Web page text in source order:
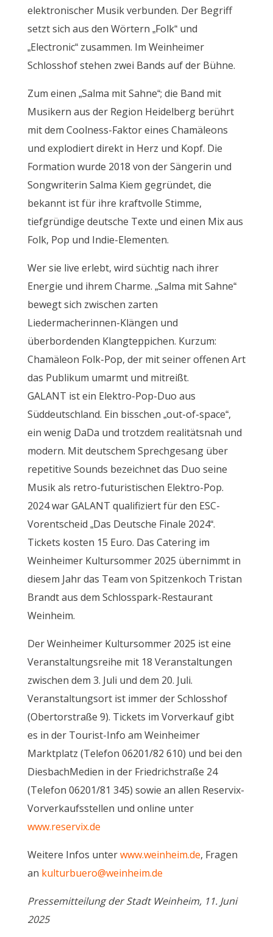
elektronischer Musik verbunden. Der Begriff
setzt sich aus den Wörtern „Folk“ und
„Electronic“ zusammen. Im Weinheimer
Schlosshof stehen zwei Bands auf der Bühne.
Zum einen „Salma mit Sahne“; die Band mit
Musikern aus der Region Heidelberg berührt
mit dem Coolness-Faktor eines Chamäleons
und explodiert direkt in Herz und Kopf. Die
Formation wurde 2018 von der Sängerin und
Songwriterin Salma Kiem gegründet, die
bekannt ist für ihre kraftvolle Stimme,
tiefgründige deutsche Texte und einen Mix aus
Folk, Pop und Indie-Elementen.
Wer sie live erlebt, wird süchtig nach ihrer
Energie und ihrem Charme. „Salma mit Sahne“
bewegt sich zwischen zarten
Liedermacherinnen-Klängen und
überbordenden Klangteppichen. Kurzum:
Chamäleon Folk-Pop, der mit seiner offenen Art
das Publikum umarmt und mitreißt.
GALANT ist ein Elektro-Pop-Duo aus
Süddeutschland. Ein bisschen „out-of-space“,
ein wenig DaDa und trotzdem realitätsnah und
modern. Mit deutschem Sprechgesang über
repetitive Sounds bezeichnet das Duo seine
Musik als retro-futuristischen Elektro-Pop.
2024 war GALANT qualifiziert für den ESC-
Vorentscheid „Das Deutsche Finale 2024“.
Tickets kosten 15 Euro. Das Catering im
Weinheimer Kultursommer 2025 übernimmt in
diesem Jahr das Team von Spitzenkoch Tristan
Brandt aus dem Schlosspark-Restaurant
Weinheim.
Der Weinheimer Kultursommer 2025 ist eine
Veranstaltungsreihe mit 18 Veranstaltungen
zwischen dem 3. Juli und dem 20. Juli.
Veranstaltungsort ist immer der Schlosshof
(Obertorstraße 9). Tickets im Vorverkauf gibt
es in der Tourist-Info am Weinheimer
Marktplatz (Telefon 06201/82 610) und bei den
DiesbachMedien in der Friedrichstraße 24
(Telefon 06201/81 345) sowie an allen Reservix-
Vorverkaufsstellen und online unter
www.reservix.de
Weitere Infos unterwww.weinheim.de, Fragen
an kulturbuero@weinheim.de
Pressemitteilung der Stadt Weinheim, 11. Juni
2025